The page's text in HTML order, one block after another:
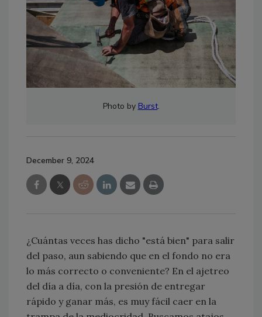
Photo by Burst.
December 9, 2024
¿Cuántas veces has dicho "está bien" para salir
del paso, aun sabiendo que en el fondo no era
lo más correcto o conveniente? En el ajetreo
del día a día, con la presión de entregar
rápido y ganar más, es muy fácil caer en la